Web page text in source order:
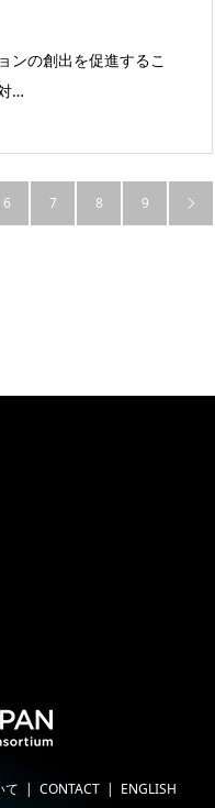
ンの創出を促進するこ
…
6 7 8 9 
て CONTACT ENGLISH